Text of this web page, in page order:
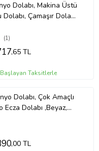
Dolabı, Makina Üstü
Çamaşır Dolabı,
Beyaz
(1)
,65 TL
Taksitlerle
Dolabı, Çok Amaçlı
Ecza Dolabı ,Beyaz,
,00 TL